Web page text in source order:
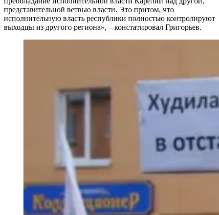
представительной ветвью власти. Это притом, что
исполнительную власть республики полностью контролируют
выходцы из другого региона», – констатировал Григорьев.